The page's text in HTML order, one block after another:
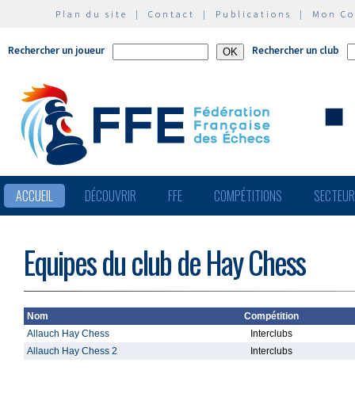
Plan du site | Contact | Publications | Mon
Rechercher un joueur Rechercher un club
ACCUEIL DÉCOUVRIR FFE COMPÉTITIONS
Equipes du club de Hay Chess
Nom
Compétition
Allauch Hay Chess
Interclubs
Allauch Hay Chess 2
Interclubs